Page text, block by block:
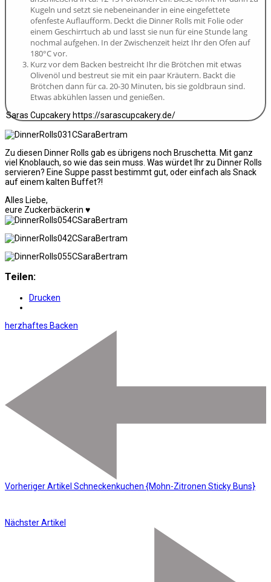
Kugeln und setzt sie nebeneinander in eine eingefettete
ofenfeste Auflaufform. Deckt die Dinner Rolls mit Folie oder
einem Geschirrtuch ab und lasst sie nun für eine Stunde lang
nochmal aufgehen. In der Zwischenzeit heizt Ihr den Ofen auf
180°C vor.
Kurz vor dem Backen bestreicht Ihr die Brötchen mit etwas
Olivenöl und bestreut sie mit ein paar Kräutern. Backt die
Brötchen dann für ca. 20-30 Minuten, bis sie goldbraun sind.
Etwas abkühlen lassen und genießen.
Saras Cupcakery https://sarascupcakery.de/
Zu diesen Dinner Rolls gab es übrigens noch Bruschetta. Mit ganz
viel Knoblauch, so wie das sein muss. Was würdet Ihr zu Dinner Rolls
servieren? Eine Suppe passt bestimmt gut, oder einfach als Snack
auf einem kalten Buffet?!
Alles Liebe,
eure Zuckerbäckerin ♥
Teilen:
Drucken
herzhaftes Backen
Vorheriger Artikel Schneckenkuchen {Mohn-Zitronen Sticky Buns}
Nächster Artikel